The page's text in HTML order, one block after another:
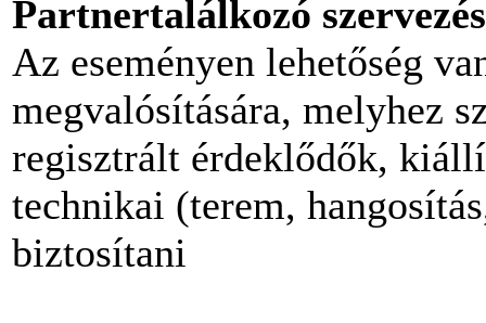
Partnertalálkozó
Az eseményen lehetőség
megvalósítására, melyhez
regisztrált érdeklődők,
technikai (terem,
biztosítani